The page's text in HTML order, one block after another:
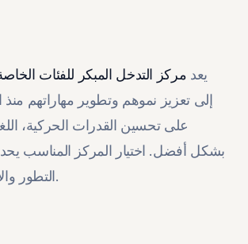
يعد مركز التدخل المبكر للفئات
إلى تعزيز نموهم وتطوير مهاراتهم
على تحسين القدرات الحركية،
بشكل أفضل. اختيار المركز المناسب
التطور والاندماج بشكل أفضل. مما يجعله عاملًا حاسمًا في بناء مستقبل أكثر استقلالية وثقة.